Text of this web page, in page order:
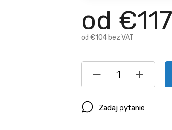
od €117
od €104 bez VAT
Zadaj pytanie